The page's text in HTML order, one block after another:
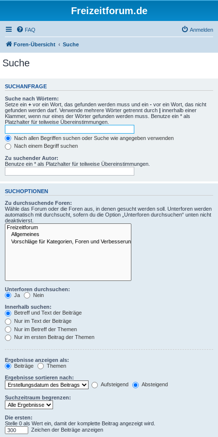
Freizeitforum.de
FAQ Anmelden
Foren-Übersicht Suche
Suche
SUCHANFRAGE
Suche nach Wörtern:
Setze ein + vor ein Wort, das gefunden werden muss und ein - vor ein Wort, das nicht
gefunden werden darf. Verwende mehrere Wörter getrennt durch | innerhalb einer
Klammer, wenn nur eines der Wörter gefunden werden muss. Benutze ein * als
Platzhalter für teilweise Übereinstimmungen.
Nach allen Begriffen suchen oder Suche wie angegeben verwenden
Nach einem Begriff suchen
Zu suchender Autor:
Benutze ein * als Platzhalter für teilweise Übereinstimmungen.
SUCHOPTIONEN
Zu durchsuchende Foren:
Wähle das Forum oder die Foren aus, in denen gesucht werden soll. Unterforen werden
automatisch mit durchsucht, sofern du die Option „Unterforen durchsuchen“ unten nicht
deaktivierst.
Unterforen durchsuchen:
Ja
Nein
Innerhalb suchen:
Betreff und Text der Beiträge
Nur im Text der Beiträge
Nur im Betreff der Themen
Nur im ersten Beitrag der Themen
Ergebnisse anzeigen als:
Beiträge
Themen
Ergebnisse sortieren nach:
Aufsteigend
Absteigend
Suchzeitraum begrenzen:
Die ersten:
Stelle 0 als Wert ein, damit der komplette Beitrag angezeigt wird.
Zeichen der Beiträge anzeigen